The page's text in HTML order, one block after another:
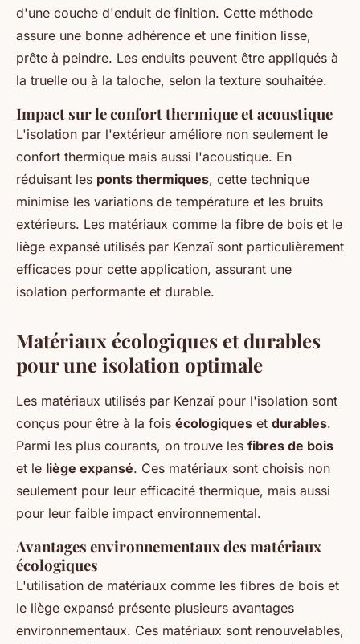
d'une couche d'enduit de finition. Cette méthode
assure une bonne adhérence et une finition lisse,
prête à peindre. Les enduits peuvent être appliqués à
la truelle ou à la taloche, selon la texture souhaitée.
Impact sur le confort thermique et acoustique
L'isolation par l'extérieur améliore non seulement le
confort thermique mais aussi l'acoustique. En
réduisant les ponts thermiques, cette technique
minimise les variations de température et les bruits
extérieurs. Les matériaux comme la fibre de bois et le
liège expansé utilisés par Kenzaï sont particulièrement
efficaces pour cette application, assurant une
isolation performante et durable.
Matériaux écologiques et durables
pour une isolation optimale
Les matériaux utilisés par Kenzaï pour l'isolation sont
conçus pour être à la fois écologiques et durables.
Parmi les plus courants, on trouve les fibres de bois
et le liège expansé. Ces matériaux sont choisis non
seulement pour leur efficacité thermique, mais aussi
pour leur faible impact environnemental.
Avantages environnementaux des matériaux
écologiques
L'utilisation de matériaux comme les fibres de bois et
le liège expansé présente plusieurs avantages
environnementaux. Ces matériaux sont renouvelables,